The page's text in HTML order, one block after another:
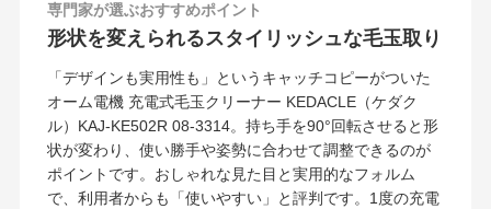
専門家が選ぶおすすめポイント
形状を変えられるスタイリッシュな毛玉取り
「デザインも実用性も」というキャッチコピーがついた
オーム電機 充電式毛玉クリーナー KEDACLE（ケダク
ル）KAJ-KE502R 08-3314。持ち手を90°回転させると形
状が変わり、使い勝手や姿勢に合わせて調整できるのが
ポイントです。おしゃれな見た目と実用的なフォルム
で、利用者からも「使いやすい」と評判です。1度の充電